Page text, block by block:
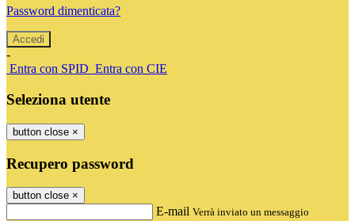
Password dimenticata?
-
Entra con SPID Entra con CIE
Seleziona utente
button close ×
Recupero password
button close ×
E-mail Verrà inviato un messaggio